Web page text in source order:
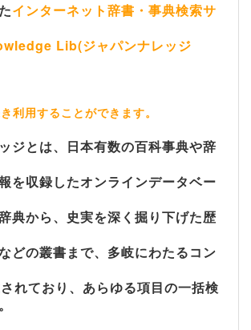
インターネット辞書・事典検索サ
Lib(ジャパンナレッジ
利用することができます。
ジとは、日本有数の百科事典や辞
を収録したオンラインデータベー
典から、史実を深く掘り下げた歴
どの叢書まで、多岐にわたるコン
れており、あらゆる項目の一括検